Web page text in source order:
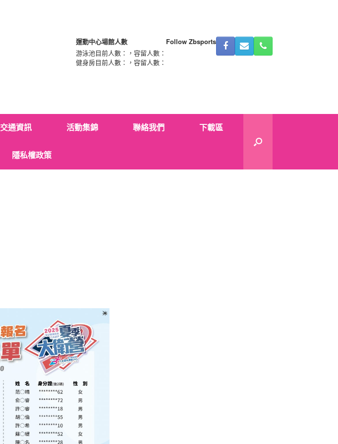
運動中心場館人數
游泳池目前人數：
，容留人數：
健身房目前人數：
，容留人數：
Follow Zbsports
交通資訊 活動集錦 聯絡我們 下載區
隱私權政策